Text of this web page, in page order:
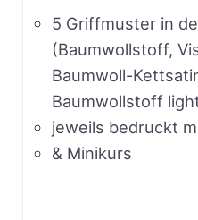
5 Griffmuster in
(Baumwollstoff,
Baumwoll-
Baumwollstoff
jeweils bedruckt
& Minikurs